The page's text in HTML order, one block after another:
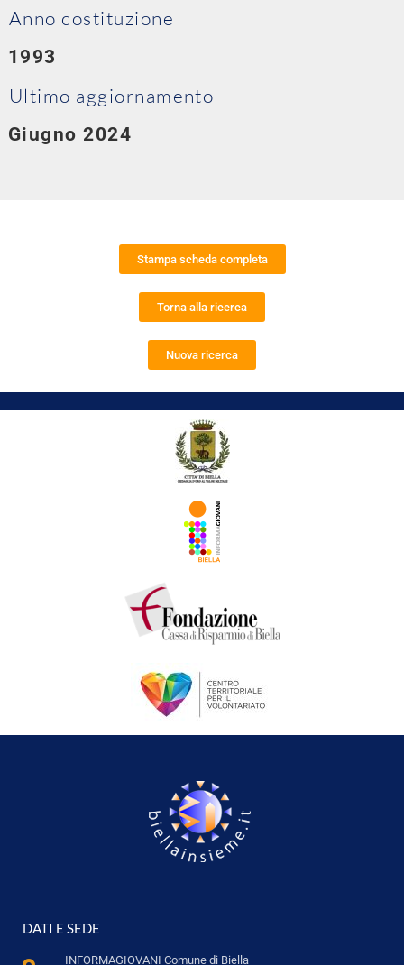
Anno costituzione
1993
Ultimo aggiornamento
Giugno 2024
Stampa scheda completa
Torna alla ricerca
Nuova ricerca
DATI E SEDE
INFORMAGIOVANI Comune di Biella